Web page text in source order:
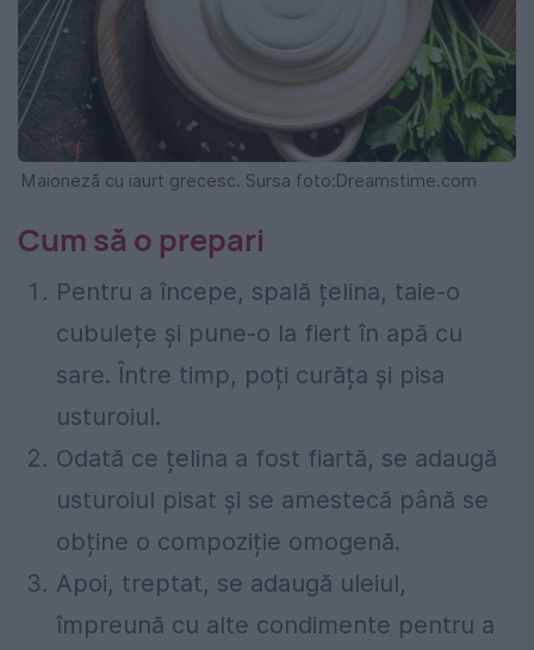
Maioneză cu iaurt grecesc. Sursa foto:Dreamstime.com
Cum să o prepari
Pentru a începe, spală țelina, taie-o
cubulețe și pune-o la fiert în apă cu
sare. Între timp, poți curăța și pisa
usturoiul.
Odată ce țelina a fost fiartă, se adaugă
usturoiul pisat și se amestecă până se
obține o compoziție omogenă.
Apoi, treptat, se adaugă uleiul,
împreună cu alte condimente pentru a